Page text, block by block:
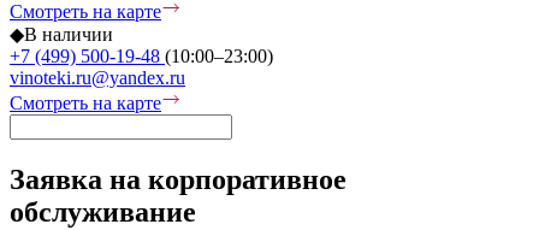
Смотреть на карте
◆В наличии
+7 (499) 500-19-48 (10:00–23:00)
vinoteki.ru@yandex.ru
Смотреть на карте
Заявка на корпоративное
обслуживание